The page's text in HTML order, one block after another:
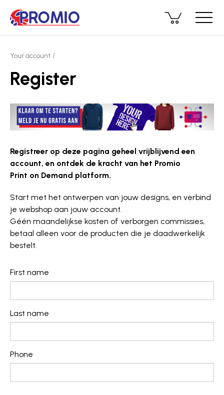
Your account
Register
Registreer op deze pagina geheel vrijblijvend een
account, en ontdek de kracht van het Promio
Print on Demand platform.
Start met het ontwerpen van jouw designs, en verbind
je webshop aan jouw account.
Géén maandelijkse kosten of verborgen commissies,
betaal alleen voor de producten die je daadwerkelijk
bestelt.
First name
Last name
Phone